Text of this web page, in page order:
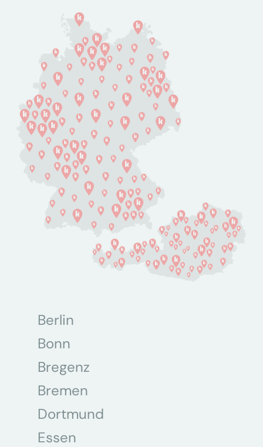
Berlin
Bonn
Bregenz
Bremen
Dortmund
Essen